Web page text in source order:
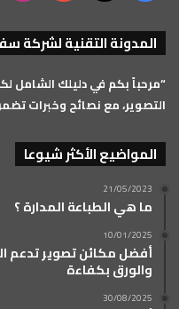
المدونة التقنية لشركة
“مرحباً بكم في دليلك الشامل
التصوير، مع نصائح وخبرات
المواضيع الأكثر شيوعا
21/05/2023
ما هي الطباعة المدارة ؟
10/01/2025
أفضل مكائن تصوير تدعم
والورق بكفاءة
30/08/2025